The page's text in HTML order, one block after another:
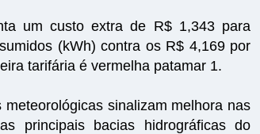
um custo extra de R$ 1,343 para
(kWh) contra os R$ 4,169 por
tarifária é vermelha patamar 1.
sinalizam melhora nas
principais bacias hidrográficas do